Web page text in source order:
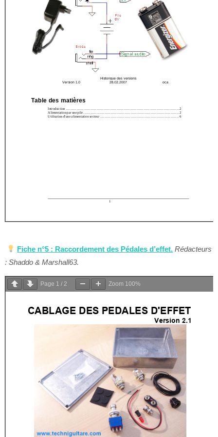
Fiche n°5 : Raccordement des Pédales d’effet. Rédacteurs
: Shaddo & Marshall63.
Page 1 / 2 Zoom 100%